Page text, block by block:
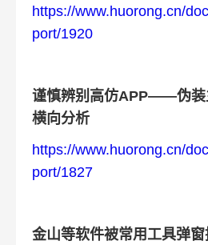
https://www.huorong.cn/
port/1920
谨慎辨别高仿APP——伪装
横向分析
https://www.huorong.cn/
port/1827
金山等软件被常用工具弹